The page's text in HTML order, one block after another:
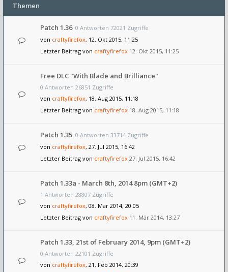
Themen
Patch 1.36 0 Antworten 72021 Zugriffe
von craftyfirefox, 12. Okt 2015, 11:25
Letzter Beitrag von craftyfirefox 12. Okt 2015, 11:25
Free DLC "With Blade and Brilliance"
0 Antworten 26851 Zugriffe
von craftyfirefox, 18. Aug 2015, 11:18
Letzter Beitrag von craftyfirefox 18. Aug 2015, 11:18
Patch 1.35 0 Antworten 33714 Zugriffe
von craftyfirefox, 27. Jul 2015, 16:42
Letzter Beitrag von craftyfirefox 27. Jul 2015, 16:42
Patch 1.33a - March 8th, 2014 8pm (GMT+2)
1 Antworten 28807 Zugriffe
von craftyfirefox, 08. Mär 2014, 20:05
Letzter Beitrag von craftyfirefox 11. Mär 2014, 13:27
Patch 1.33, 21st of February 2014, 9pm (GMT+2)
0 Antworten 22101 Zugriffe
von craftyfirefox, 21. Feb 2014, 20:39